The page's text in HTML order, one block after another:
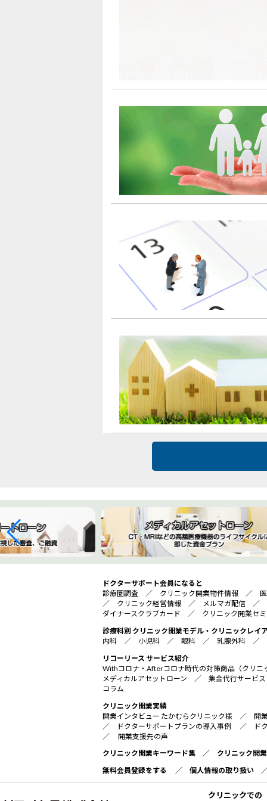
ドクターサポート会員になると
診療圏調査 ／ クリニック開業物件情報 ／
／ クリニック経営情報 ／ メルマガ配信 ／
ダイナースクラブカード ／ クリニック開業セ
診療科別 クリニック開業モデル・クリニックレイ
内科 ／ 小児科 ／ 眼科 ／ 乳腺外科 ／
リコーリース サービス紹介
Withコロナ・Afterコロナ時代の対策商品（クリニ
メディカルアセットローン ／ 集金代行サービス
コラム
クリニック開業実績
開業インタビュー たかむらクリニック様 ／ 開
／
ドクターサポートプランの導入事例 ／
ド
／ 開業支援先の声
クリニック開業キーワード集 ／ クリニック開
無料会員登録をする
／ 個人情報の取り扱い
クリニックでの